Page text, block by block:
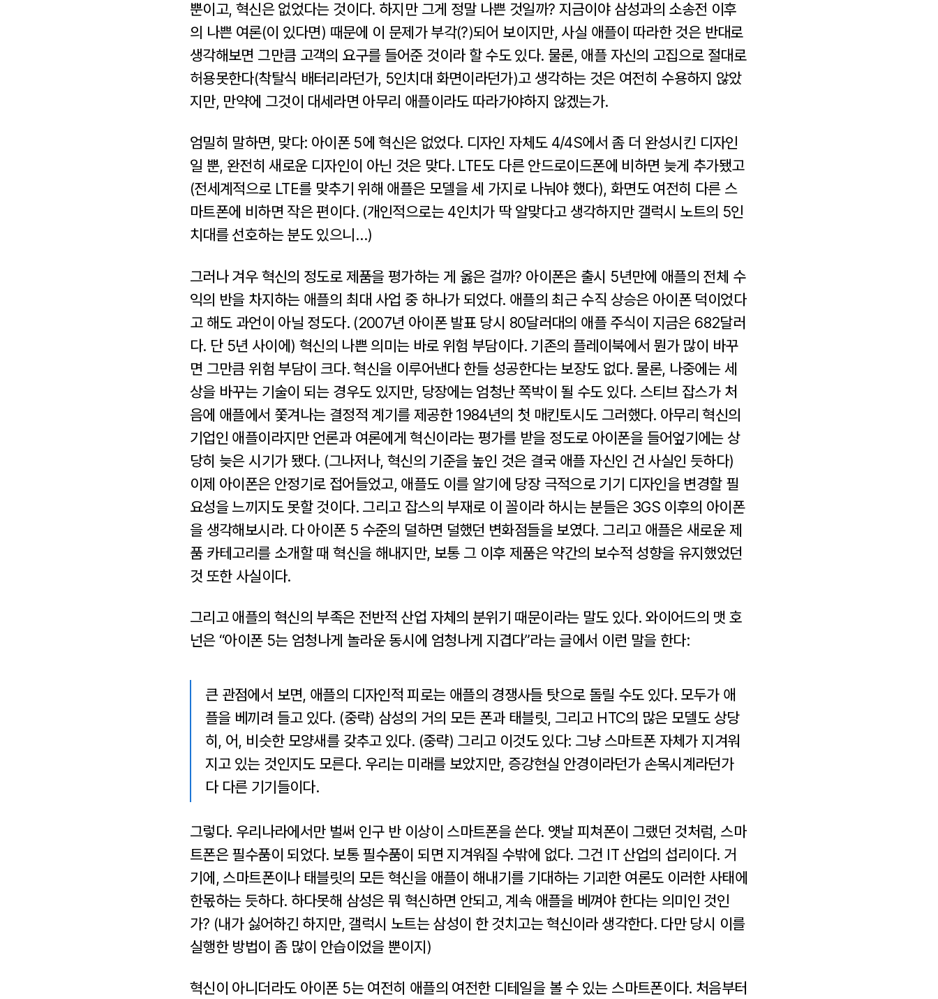
뿐이고, 혁신은 없었다는 것이다. 하지만 그게 정말 나쁜 것일까? 지금이야 삼성과의 소송전 이후
의 나쁜 여론(이 있다면) 때문에 이 문제가 부각(?)되어 보이지만, 사실 애플이 따라한 것은 반대로
생각해보면 그만큼 고객의 요구를 들어준 것이라 할 수도 있다. 물론, 애플 자신의 고집으로 절대로
허용못한다(착탈식 배터리라던가, 5인치대 화면이라던가)고 생각하는 것은 여전히 수용하지 않았
지만, 만약에 그것이 대세라면 아무리 애플이라도 따라가야하지 않겠는가.
엄밀히 말하면, 맞다: 아이폰 5에 혁신은 없었다. 디자인 자체도 4/4S에서 좀 더 완성시킨 디자인
일 뿐, 완전히 새로운 디자인이 아닌 것은 맞다. LTE도 다른 안드로이드폰에 비하면 늦게 추가됐고
(전세계적으로 LTE를 맞추기 위해 애플은 모델을 세 가지로 나눠야 했다), 화면도 여전히 다른 스
마트폰에 비하면 작은 편이다. (개인적으로는 4인치가 딱 알맞다고 생각하지만 갤럭시 노트의 5인
치대를 선호하는 분도 있으니…)
그러나 겨우 혁신의 정도로 제품을 평가하는 게 옳은 걸까? 아이폰은 출시 5년만에 애플의 전체 수
익의 반을 차지하는 애플의 최대 사업 중 하나가 되었다. 애플의 최근 수직 상승은 아이폰 덕이었다
고 해도 과언이 아닐 정도다. (2007년 아이폰 발표 당시 80달러대의 애플 주식이 지금은 682달러
다. 단 5년 사이에) 혁신의 나쁜 의미는 바로 위험 부담이다. 기존의 플레이북에서 뭔가 많이 바꾸
면 그만큼 위험 부담이 크다. 혁신을 이루어낸다 한들 성공한다는 보장도 없다. 물론, 나중에는 세
상을 바꾸는 기술이 되는 경우도 있지만, 당장에는 엄청난 쪽박이 될 수도 있다. 스티브 잡스가 처
음에 애플에서 쫓겨나는 결정적 계기를 제공한 1984년의 첫 매킨토시도 그러했다. 아무리 혁신의
기업인 애플이라지만 언론과 여론에게 혁신이라는 평가를 받을 정도로 아이폰을 들어엎기에는 상
당히 늦은 시기가 됐다. (그나저나, 혁신의 기준을 높인 것은 결국 애플 자신인 건 사실인 듯하다)
이제 아이폰은 안정기로 접어들었고, 애플도 이를 알기에 당장 극적으로 기기 디자인을 변경할 필
요성을 느끼지도 못할 것이다. 그리고 잡스의 부재로 이 꼴이라 하시는 분들은 3GS 이후의 아이폰
을 생각해보시라. 다 아이폰 5 수준의 덜하면 덜했던 변화점들을 보였다. 그리고 애플은 새로운 제
품 카테고리를 소개할 때 혁신을 해내지만, 보통 그 이후 제품은 약간의 보수적 성향을 유지했었던
것 또한 사실이다.
그리고 애플의 혁신의 부족은 전반적 산업 자체의 분위기 때문이라는 말도 있다. 와이어드의 맷 호
넌은 “아이폰 5는 엄청나게 놀라운 동시에 엄청나게 지겹다”라는 글에서 이런 말을 한다:
큰 관점에서 보면, 애플의 디자인적 피로는 애플의 경쟁사들 탓으로 돌릴 수도 있다. 모두가 애
플을 베끼려 들고 있다. (중략) 삼성의 거의 모든 폰과 태블릿, 그리고 HTC의 많은 모델도 상당
히, 어, 비슷한 모양새를 갖추고 있다. (중략) 그리고 이것도 있다: 그냥 스마트폰 자체가 지겨워
지고 있는 것인지도 모른다. 우리는 미래를 보았지만, 증강현실 안경이라던가 손목시계라던가
다 다른 기기들이다.
그렇다. 우리나라에서만 벌써 인구 반 이상이 스마트폰을 쓴다. 얫날 피쳐폰이 그랬던 것처럼, 스마
트폰은 필수품이 되었다. 보통 필수품이 되면 지겨워질 수밖에 없다. 그건 IT 산업의 섭리이다. 거
기에, 스마트폰이나 태블릿의 모든 혁신을 애플이 해내기를 기대하는 기괴한 여론도 이러한 사태에
한몫하는 듯하다. 하다못해 삼성은 뭐 혁신하면 안되고, 계속 애플을 베껴야 한다는 의미인 것인
가? (내가 싫어하긴 하지만, 갤럭시 노트는 삼성이 한 것치고는 혁신이라 생각한다. 다만 당시 이를
실행한 방법이 좀 많이 안습이었을 뿐이지)
혁신이 아니더라도 아이폰 5는 여전히 애플의 여전한 디테일을 볼 수 있는 스마트폰이다. 처음부터